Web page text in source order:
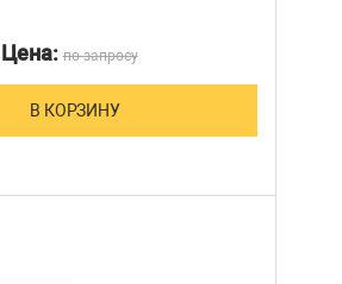
Цена:по запросу
В КОРЗИНУ